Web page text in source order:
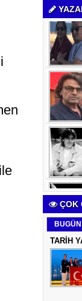
ÇOK
BUGÜN
TARİH